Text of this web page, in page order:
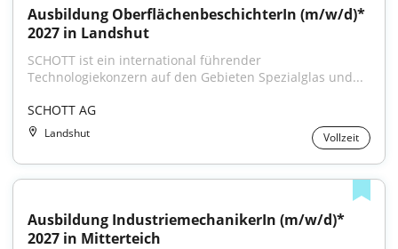
Ausbildung OberflächenbeschichterIn (m/w/d)*
2027 in Landshut
SCHOTT ist ein international führender
Technologiekonzern auf den Gebieten Spezialglas und...
SCHOTT AG
Landshut Vollzeit
Ausbildung IndustriemechanikerIn (m/w/d)*
2027 in Mitterteich